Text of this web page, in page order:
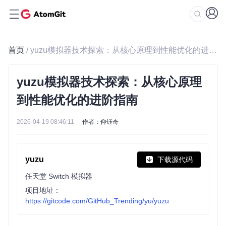
首页 / yuzu模拟器技术探索：从核心原理到性能优化的进阶指南
yuzu模拟器技术探索：从核心原理
到性能优化的进阶指南
2026-04-19 08:46:11 作者：仰钰奇
yuzu 下载源代码
任天堂 Switch 模拟器
项目地址：
https://gitcode.com/GitHub_Trending/yu/yuzu